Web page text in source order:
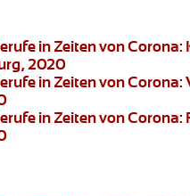
in Zeiten von
2020
in Zeiten von
in Zeiten von Corona: